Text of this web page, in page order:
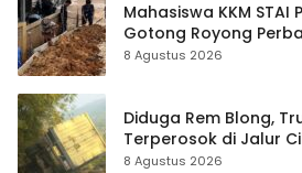
Mahasiswa KKM
Gotong Royong
Majelis Ta’lim di
8 Agustus 2026
Diduga Rem Blong,
Terperosok di Jalur
Palabuhanratu
8 Agustus 2026